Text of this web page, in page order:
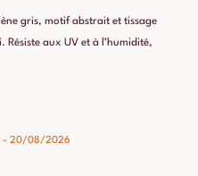
€
gris, motif abstrait et tissage
aux UV et à l’humidité,
- 20/08/2026